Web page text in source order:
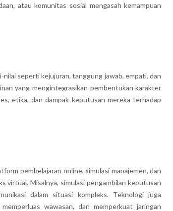
atau komunitas sosial mengasah kemampuan
seperti kejujuran, tanggung jawab, empati, dan
yang mengintegrasikan pembentukan karakter
etika, dan dampak keputusan mereka terhadap
pembelajaran online, simulasi manajemen, dan
virtual. Misalnya, simulasi pengambilan keputusan
dalam situasi kompleks. Teknologi juga
wawasan, dan memperkuat jaringan